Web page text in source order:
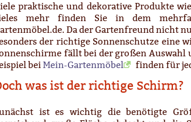
praktische und dekorative Produkte
mehr finden Sie in dem
Da der Gartenfreund nicht
der richtige Sonnenschutze eine
fällt bei der großen
beiMein-Gartenmöbel finden für
was ist der richtige Schirm?
ist es wichtig die benötigte